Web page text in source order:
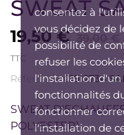
consentez à
vous décidez de
possibilité de
refuser les
l'installation d'un
fonctionnalités
fonctionner
l'installation de
SWEAT
19,50 € 39,00 €
TTC
Référence: C1912734
SWEAT
POLYESTER)